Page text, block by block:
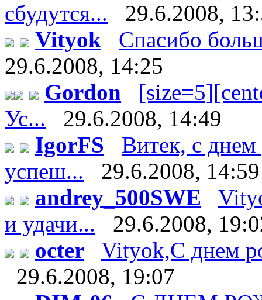
сбудутся...
29.6.2008,
Vityok
Спасибо
29.6.2008, 14:25
Gordon
Ус...
29.6.2008, 14:49
IgorFS
Витек, с
успеш...
29.6.2008, 14:59
andrey_500SWE
и удачи...
29.6.2008,
octer
Vityok,С днем
29.6.2008, 19:07